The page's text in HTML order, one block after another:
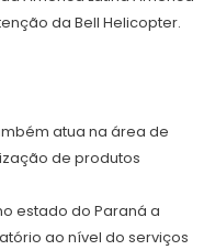
da Bell Helicopter.
atua na área de
de produtos
estado do Paraná a
ao nível do serviços